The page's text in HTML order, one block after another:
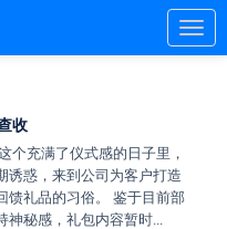
收
个充满了仪式感的日子里，
诱惑，来到公司为客户打造
馈礼品的习俗。 鉴于目前部
神秘感，礼包内容暂时...